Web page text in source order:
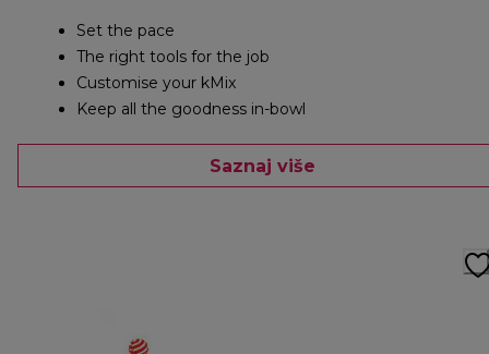
Set the pace
The right tools for the job
Customise your kMix
Keep all the goodness in-bowl
Saznaj više